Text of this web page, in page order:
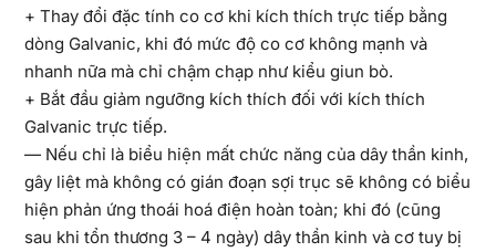
+ Thay đổi đặc tính co cơ khi kích thích trực tiếp bằng
dòng Galvanic, khi đó mức độ co cơ không mạnh và
nhanh nữa mà chỉ chậm chạp như kiểu giun bò.
+ Bắt đầu giảm ngưỡng kích thích đối với kích thích
Galvanic trực tiếp.
— Nếu chỉ là biểu hiện mất chức năng của dây thần kinh,
gây liệt mà không có gián đoạn sợi trục sẽ không có biểu
hiện phản ứng thoái hoá điện hoàn toàn; khi đó (cũng
sau khi tổn thương 3 – 4 ngày) dây thần kinh và cơ tuy bị